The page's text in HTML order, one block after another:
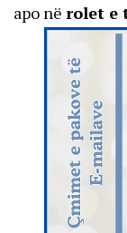
apo në rolet e